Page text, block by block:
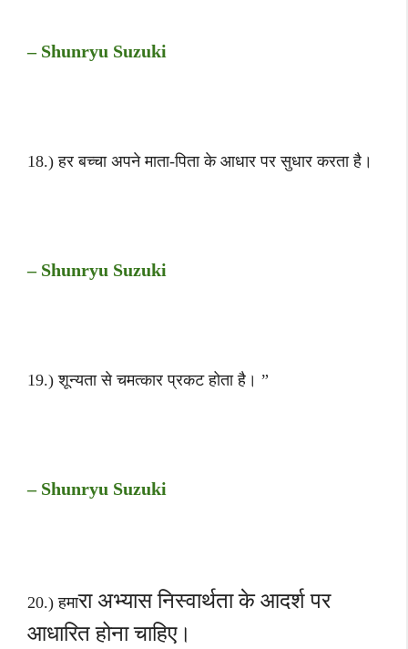
– Shunryu Suzuki
18.) हर बच्चा अपने माता-पिता के आधार पर सुधार करता है।
– Shunryu Suzuki
19.) शून्यता से चमत्कार प्रकट होता है। ”
– Shunryu Suzuki
20.) हमारा अभ्यास निस्वार्थता के आदर्श पर
आधारित होना चाहिए।